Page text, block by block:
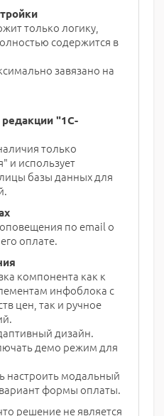
только логику,
содержится в
завязано на
"1С-
только
и использует
базы данных для
по email о
оплате.
компонента как к
инфоблока с
цен, так и ручное
дизайн.
демо режим для
настроить модальный
формы оплаты.
решение не является